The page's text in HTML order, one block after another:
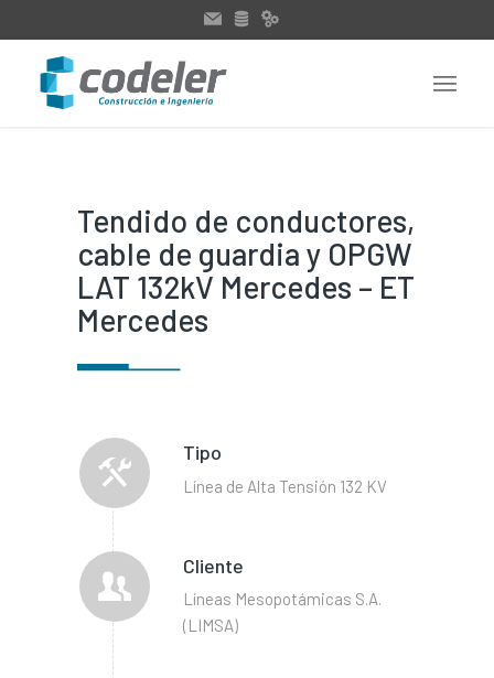
Tendido de conductores,
cable de guardia y OPGW
LAT 132kV Mercedes – ET
Mercedes
Tipo
Línea de Alta Tensión 132 KV
Cliente
Líneas Mesopotámicas S.A.
(LIMSA)